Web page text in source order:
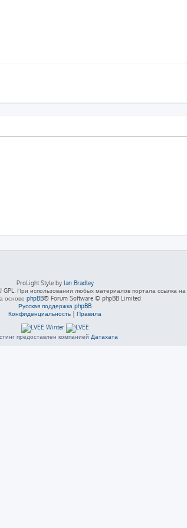
ProLight Style by Ian Bradley
При использовании любых материалов портала ссылка на
основе phpBB® Forum Software © phpBB Limited
Русская поддержка phpBB
Конфиденциальность | Правила
предоставлен компанией Датахата